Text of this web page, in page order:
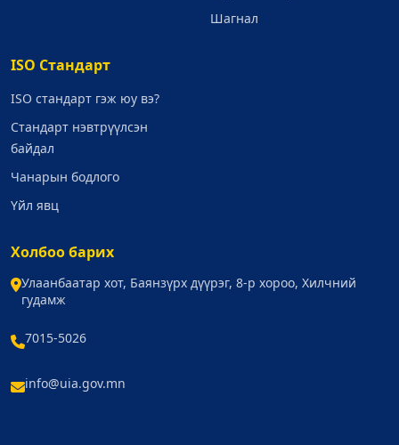
Шагнал
ISO Стандарт
ISO стандарт гэж юу вэ?
Стандарт нэвтрүүлсэн
байдал
Чанарын бодлого
Үйл явц
Холбоо барих
Улаанбаатар хот, Баянзүрх дүүрэг, 8-р хороо, Хилчний
гудамж
7015-5026
info@uia.gov.mn